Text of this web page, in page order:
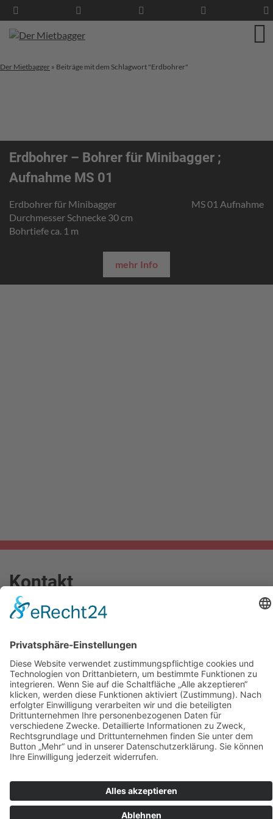
Der Mietbagger » Beiträge mit dem Schlagwort "Erdbohrer"
Erdbohrer – Bohrer für Minibagger ;
Aufnahme MS 01
Erdbohrer für Minibagger
MS 01 Aufnahme
Durchmesser Schnecke 30 cm
Bohrtiefe ca. 1 m
mehr Info
Kontakt
Thomas-Dehler-Str. 5
info@dermietbagger.de
0 94 05 / 9 18 434-0
0 15 22 / 573 0 599
0 94 05 / 9 18 434-5
www.dermietbagger.de
Rechtliches
Impressum
Datenschutz